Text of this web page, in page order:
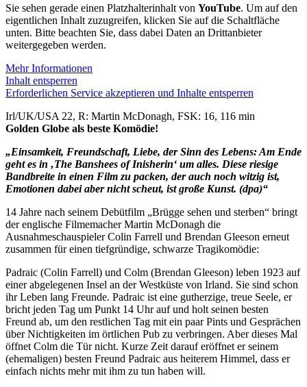
Sie sehen gerade einen Platzhalterinhalt von YouTube. Um auf den
eigentlichen Inhalt zuzugreifen, klicken Sie auf die Schaltfläche
unten. Bitte beachten Sie, dass dabei Daten an Drittanbieter
weitergegeben werden.
Mehr Informationen
Inhalt entsperren
Erforderlichen Service akzeptieren und Inhalte entsperren
Irl/UK/USA 22, R: Martin McDonagh, FSK: 16, 116 min
Golden Globe als beste Komödie!
„Einsamkeit, Freundschaft, Liebe, der Sinn des Lebens: Am Ende
geht es in ‚The Banshees of Inisherin‘ um alles. Diese riesige
Bandbreite in einen Film zu packen, der auch noch witzig ist,
Emotionen dabei aber nicht scheut, ist große Kunst. (dpa)“
14 Jahre nach seinem Debütfilm „Brügge sehen und sterben“ bringt
der englische Filmemacher Martin McDonagh die
Ausnahmeschauspieler Colin Farrell und Brendan Gleeson erneut
zusammen für einen tiefgründige, schwarze Tragikomödie:
Padraic (Colin Farrell) und Colm (Brendan Gleeson) leben 1923 auf
einer abgelegenen Insel an der Westküste von Irland. Sie sind schon
ihr Leben lang Freunde. Padraic ist eine gutherzige, treue Seele, er
bricht jeden Tag um Punkt 14 Uhr auf und holt seinen besten
Freund ab, um den restlichen Tag mit ein paar Pints und Gesprächen
über Nichtigkeiten im örtlichen Pub zu verbringen. Aber dieses Mal
öffnet Colm die Tür nicht. Kurze Zeit darauf eröffnet er seinem
(ehemaligen) besten Freund Padraic aus heiterem Himmel, dass er
einfach nichts mehr mit ihm zu tun haben will.